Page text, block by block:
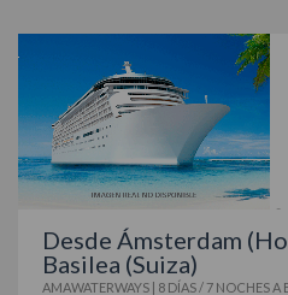
Desde Ámsterdam
Basilea (Suiza)
AMAWATERWAYS | 8 DÍAS / 7 NOCHES A